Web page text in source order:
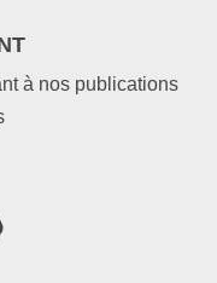
à nos publications